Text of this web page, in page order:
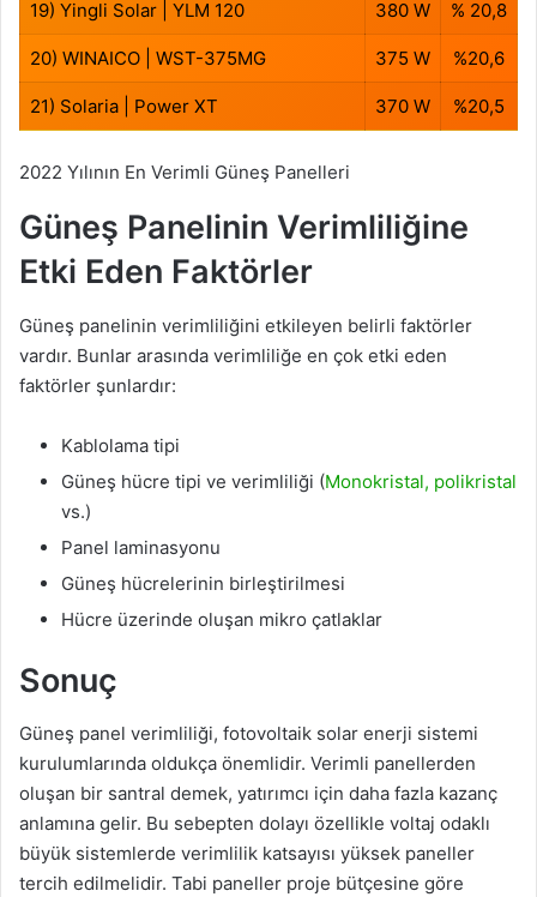
19) Yingli Solar | YLM 120 380 W % 20,8
20) WINAICO | WST-375MG 375 W %20,6
21) Solaria | Power XT 370 W %20,5
2022 Yılının En Verimli Güneş Panelleri
Güneş Panelinin Verimliliğine
Etki Eden Faktörler
Güneş panelinin verimliliğini etkileyen belirli faktörler
vardır. Bunlar arasında verimliliğe en çok etki eden
faktörler şunlardır:
Kablolama tipi
Güneş hücre tipi ve verimliliği (Monokristal, polikristal
vs.)
Panel laminasyonu
Güneş hücrelerinin birleştirilmesi
Hücre üzerinde oluşan mikro çatlaklar
Sonuç
Güneş panel verimliliği, fotovoltaik solar enerji sistemi
kurulumlarında oldukça önemlidir. Verimli panellerden
oluşan bir santral demek, yatırımcı için daha fazla kazanç
anlamına gelir. Bu sebepten dolayı özellikle voltaj odaklı
büyük sistemlerde verimlilik katsayısı yüksek paneller
tercih edilmelidir. Tabi paneller proje bütçesine göre